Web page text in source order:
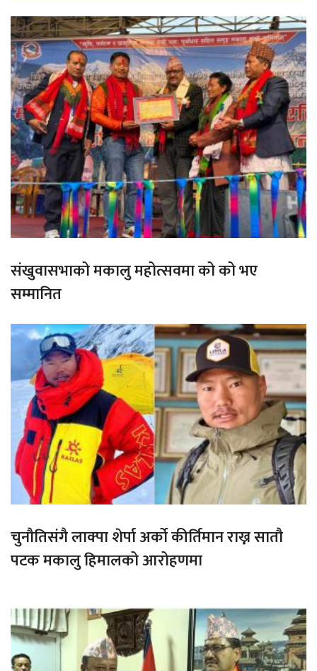
संखुवासभाको मकालु महोत्सवमा को को भए
सम्मानित
चुनौतिसंगै लाक्पा शेर्पा अर्को कीर्तिमान राख्न सातौ
पटक मकालु हिमालको आरोहणमा